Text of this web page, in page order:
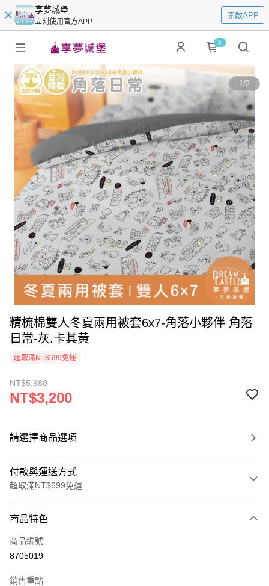
享夢城堡
立刻使用官方APP
開啟APP
0
1/2
精梳棉雙人冬夏兩用被套6x7-角落小夥伴 角落
日常-灰.卡其黃
超取滿NT$699免運
NT$5,980
NT$3,200
請選擇商品選項
付款與運送方式
超取滿NT$699免運
信用卡一次付款
超商取貨付款
商品特色
商品編號
8705019
銷售重點